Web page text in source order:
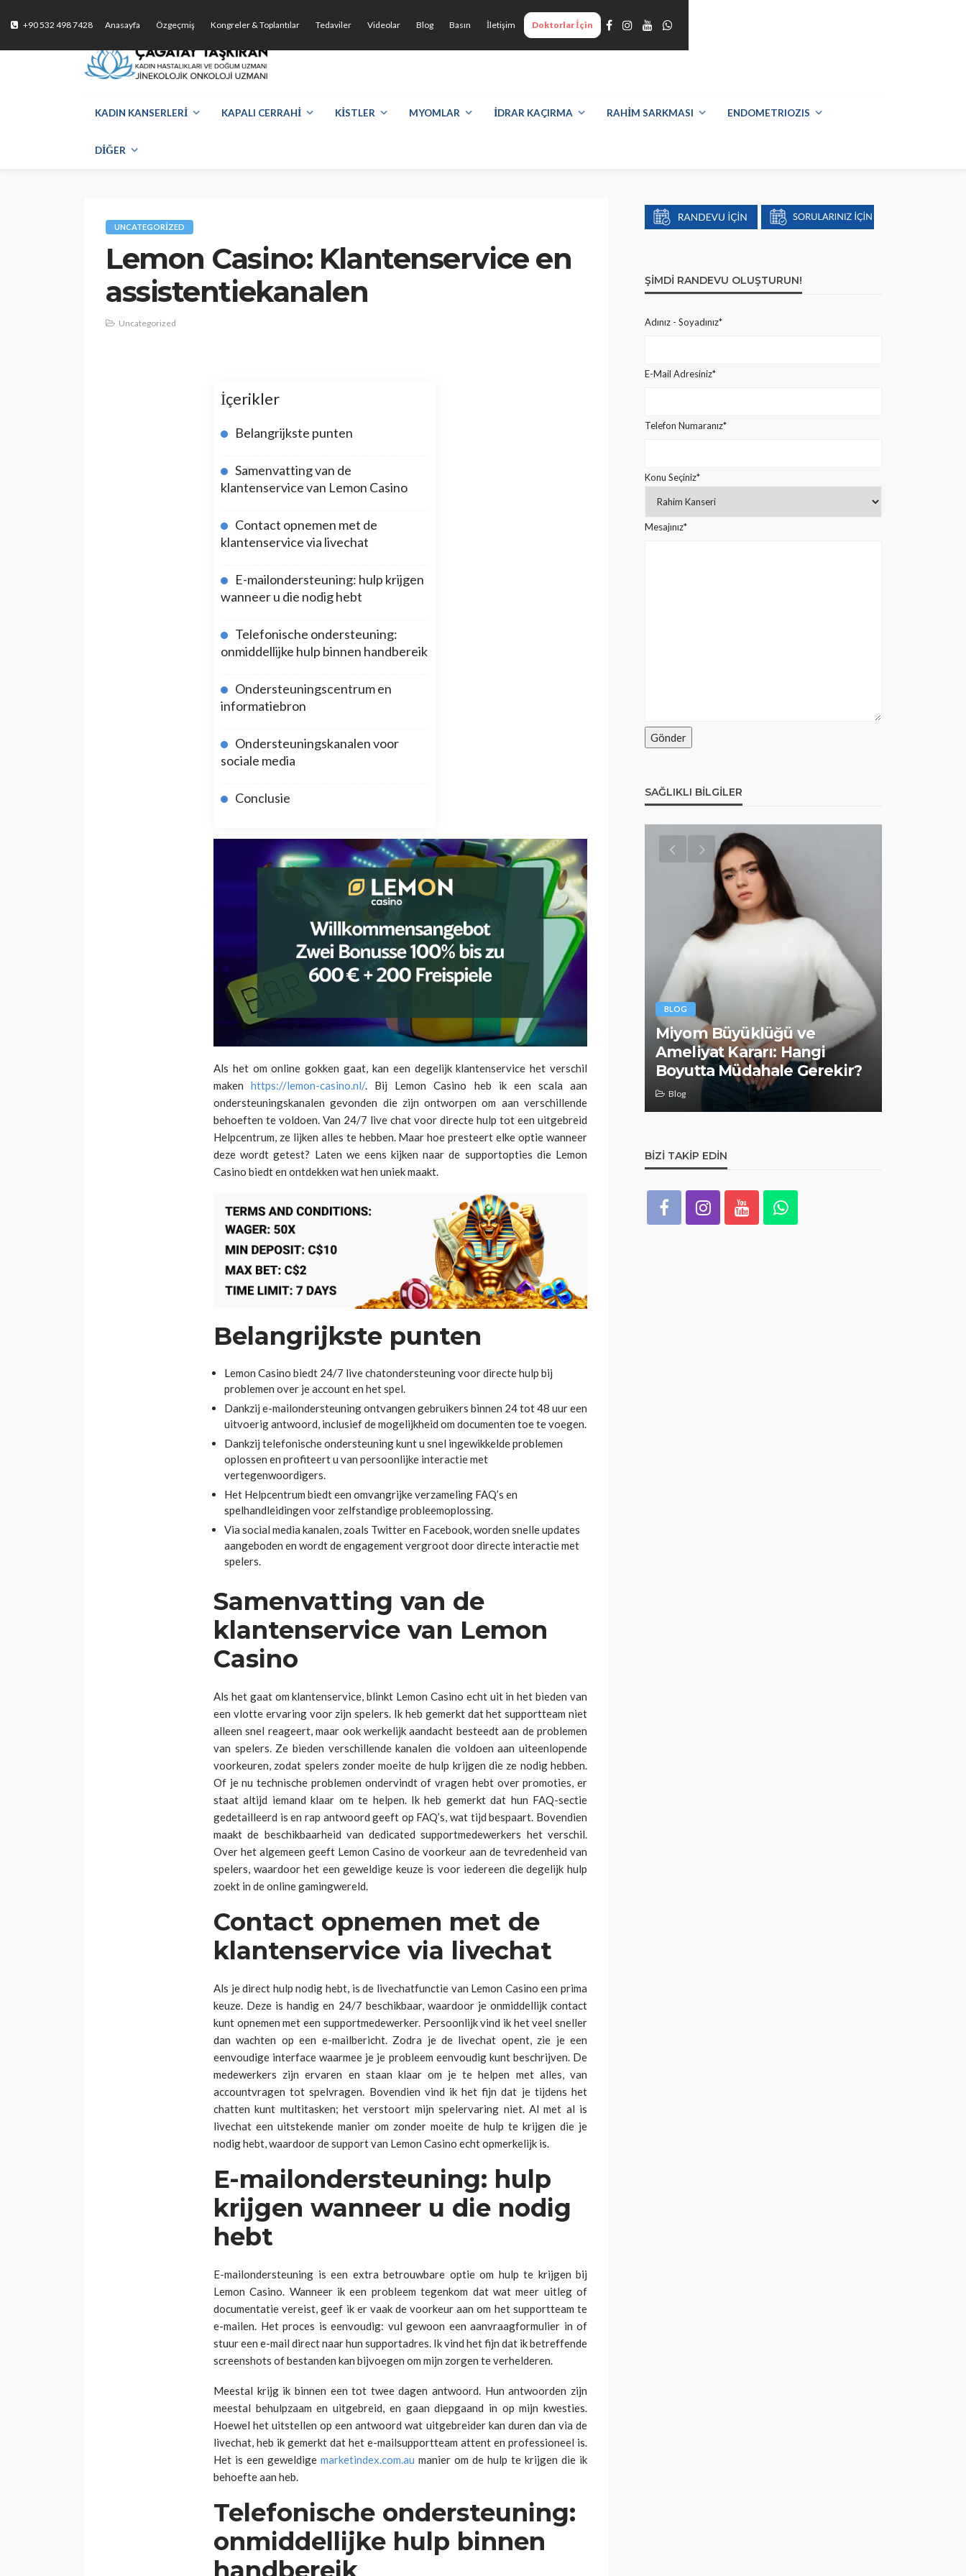
+90 532 498 7428 Anasayfa Özgeçmiş Kongreler & Toplantılar Tedaviler Videolar Blog Basın İletişim Doktorlar İçin
+90 532 498 7428
KADIN KANSERLERİ KAPALI CERRAHİ KİSTLER MYOMLAR İDRAR KAÇIRMA RAHİM SARKMASI ENDOMETRIOZIS
DİĞER
UNCATEGORIZED
Lemon Casino: Klantenservice en
assistentiekanalen
Uncategorized
İçerikler
Belangrijkste punten
Samenvatting van de
klantenservice van Lemon Casino
Contact opnemen met de
klantenservice via livechat
E-mailondersteuning: hulp krijgen
wanneer u die nodig hebt
Telefonische ondersteuning:
onmiddellijke hulp binnen handbereik
Ondersteuningscentrum en
informatiebron
Ondersteuningskanalen voor
sociale media
Conclusie
Als het om online gokken gaat, kan een degelijk klantenservice het verschil
makenhttps://lemon-casino.nl/. Bij Lemon Casino heb ik een scala aan
ondersteuningskanalen gevonden die zijn ontworpen om aan verschillende
behoeften te voldoen. Van 24/7 live chat voor directe hulp tot een uitgebreid
Helpcentrum, ze lijken alles te hebben. Maar hoe presteert elke optie wanneer
deze wordt getest? Laten we eens kijken naar de supportopties die Lemon
Casino biedt en ontdekken wat hen uniek maakt.
Belangrijkste punten
Lemon Casino biedt 24/7 live chatondersteuning voor directe hulp bij
problemen over je account en het spel.
Dankzij e-mailondersteuning ontvangen gebruikers binnen 24 tot 48 uur een
uitvoerig antwoord, inclusief de mogelijkheid om documenten toe te voegen.
Dankzij telefonische ondersteuning kunt u snel ingewikkelde problemen
oplossen en profiteert u van persoonlijke interactie met
vertegenwoordigers.
Het Helpcentrum biedt een omvangrijke verzameling FAQ’s en
spelhandleidingen voor zelfstandige probleemoplossing.
Via social media kanalen, zoals Twitter en Facebook, worden snelle updates
aangeboden en wordt de engagement vergroot door directe interactie met
spelers.
Samenvatting van de
klantenservice van Lemon
Casino
Als het gaat om klantenservice, blinkt Lemon Casino echt uit in het bieden van
een vlotte ervaring voor zijn spelers. Ik heb gemerkt dat het supportteam niet
alleen snel reageert, maar ook werkelijk aandacht besteedt aan de problemen
van spelers. Ze bieden verschillende kanalen die voldoen aan uiteenlopende
voorkeuren, zodat spelers zonder moeite de hulp krijgen die ze nodig hebben.
Of je nu technische problemen ondervindt of vragen hebt over promoties, er
staat altijd iemand klaar om te helpen. Ik heb gemerkt dat hun FAQ-sectie
gedetailleerd is en rap antwoord geeft op FAQ’s, wat tijd bespaart. Bovendien
maakt de beschikbaarheid van dedicated supportmedewerkers het verschil.
Over het algemeen geeft Lemon Casino de voorkeur aan de tevredenheid van
spelers, waardoor het een geweldige keuze is voor iedereen die degelijk hulp
zoekt in de online gamingwereld.
Contact opnemen met de
klantenservice via livechat
Als je direct hulp nodig hebt, is de livechatfunctie van Lemon Casino een prima
keuze. Deze is handig en 24/7 beschikbaar, waardoor je onmiddellijk contact
kunt opnemen met een supportmedewerker. Persoonlijk vind ik het veel sneller
dan wachten op een e-mailbericht. Zodra je de livechat opent, zie je een
eenvoudige interface waarmee je je probleem eenvoudig kunt beschrijven. De
medewerkers zijn ervaren en staan klaar om je te helpen met alles, van
accountvragen tot spelvragen. Bovendien vind ik het fijn dat je tijdens het
chatten kunt multitasken; het verstoort mijn spelervaring niet. Al met al is
livechat een uitstekende manier om zonder moeite de hulp te krijgen die je
nodig hebt, waardoor de support van Lemon Casino echt opmerkelijk is.
E-mailondersteuning: hulp
krijgen wanneer u die nodig
hebt
E-mailondersteuning is een extra betrouwbare optie om hulp te krijgen bij
Lemon Casino. Wanneer ik een probleem tegenkom dat wat meer uitleg of
documentatie vereist, geef ik er vaak de voorkeur aan om het supportteam te
e-mailen. Het proces is eenvoudig: vul gewoon een aanvraagformulier in of
stuur een e-mail direct naar hun supportadres. Ik vind het fijn dat ik betreffende
screenshots of bestanden kan bijvoegen om mijn zorgen te verhelderen.
Meestal krijg ik binnen een tot twee dagen antwoord. Hun antwoorden zijn
meestal behulpzaam en uitgebreid, en gaan diepgaand in op mijn kwesties.
Hoewel het uitstellen op een antwoord wat uitgebreider kan duren dan via de
livechat, heb ik gemerkt dat het e-mailsupportteam attent en professioneel is.
Het is een geweldige marketindex.com.au manier om de hulp te krijgen die ik
behoefte aan heb.
Telefonische ondersteuning:
onmiddellijke hulp binnen
ŞIMDI RANDEVU OLUŞTURUN!
Adınız - Soyadınız*
E-Mail Adresiniz*
Telefon Numaranız*
Konu Seçiniz*
Mesajınız*
SAĞLIKLI BILGILER
Rahim Kanseri Ameliyatı
Sonrası Cinsel Yaşam:
Uzman Önerileri
Yumurtalık Kisti Türleri ve
Kanser Riski: Hangisi
Tehlikeli?
BLOG
Miyom Büyüklüğü ve
Ameliyat Kararı: Hangi
Boyutta Müdahale Gerekir?
Blog
BIZI TAKIP EDIN